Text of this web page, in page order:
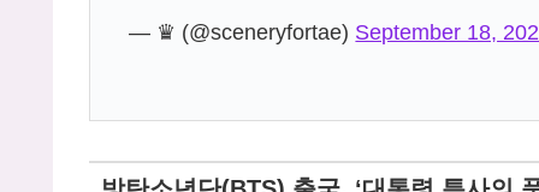
— ♛ (@sceneryfortae) September 18,